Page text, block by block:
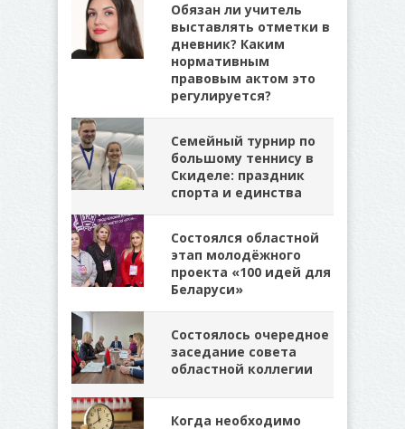
Обязан ли учитель
выставлять отметки в
дневник? Каким
нормативным
правовым актом это
регулируется?
Семейный турнир по
большому теннису в
Скиделе: праздник
спорта и единства
Состоялся областной
этап молодёжного
проекта «100 идей для
Беларуси»
Состоялось очередное
заседание совета
областной коллегии
Когда необходимо